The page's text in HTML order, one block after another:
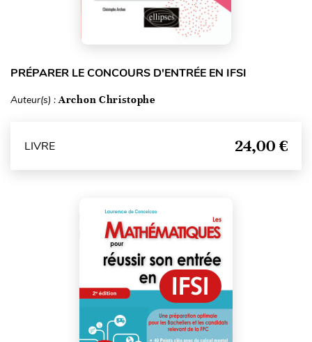
PRÉPARER LE CONCOURS D'ENTRÉE EN IFSI
Auteur(s) :Archon Christophe
LIVRE 24,00 €